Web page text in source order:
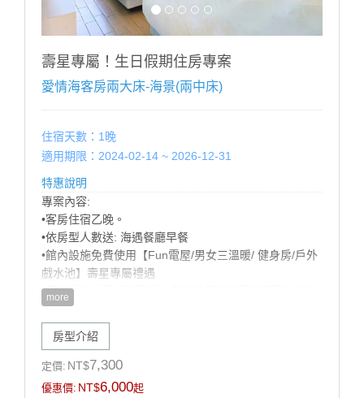
每晚加收$500。
※ 如超出房型住宿人數，請提前告知，並依現場規定加
收加人費用。
100CM以下 酌收清潔費$50 嬰幼兒：80cm以下免費
壽星專屬！生日假期住房專案
愛情海客房兩大床-海景(兩中床)
住宿天數：1晚
適用期限：2024-02-14 ~ 2026-12-31
特惠說明
專案內容:
•客房住宿乙晚。
•依房型人數送: 海遇餐廳早餐
•館內設施免費使用【Fun電屋/男女三溫暖/ 健身房/戶外
戲水池】壽星專屬禮遇
•預定房型『愛情海客房』享有升等海景客房優惠 (需依
當日房況，官網山/海景同價，數量有限，先訂先贏!)
•歡樂生日佈置（英文字母+造型氣球+造型佈置），可備
註佈置風格偏兒童或成人，以飯店實際佈置為主）
【加價購優惠】: 甩尾車車票 買1送1 (戶外空間，需視天
候開放)
more
房型介紹
定價: NT$7,300
優惠價: NT$6,000起